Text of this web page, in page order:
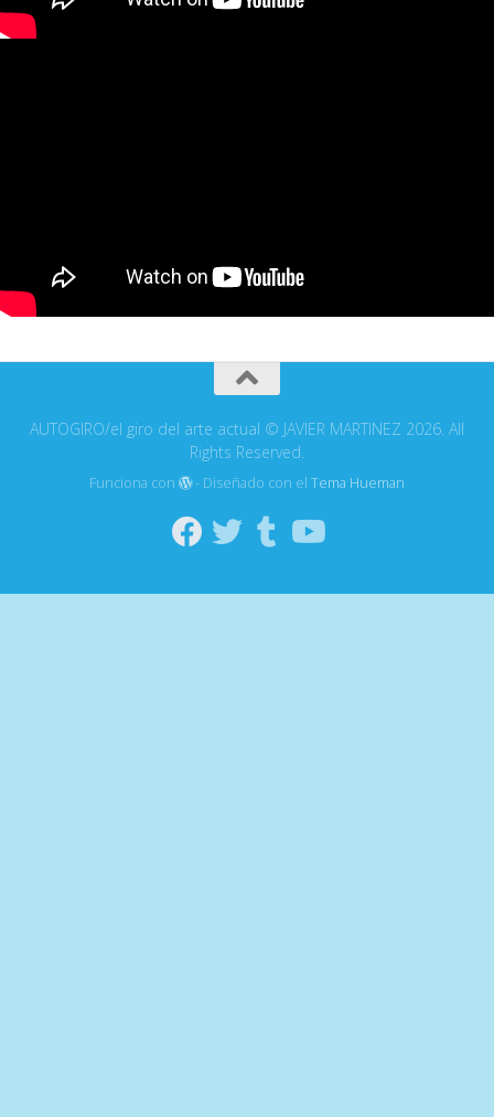
AUTOGIRO/el giro del arte actual © JAVIER MARTINEZ 2026. All
Rights Reserved.
Funciona con - Diseñado con elTema Hueman